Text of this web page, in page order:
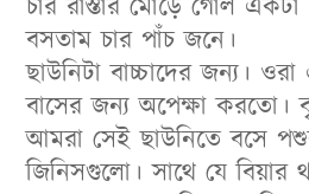
বসতাম চার পাঁচ জনে।
ছাউনিটা বাচ্চাদের জন্য।
বাসের জন্য অপেক্ষা করতো।
আমরা সেই ছাউনিতে বসে
জিনিসগুলো। সাথে যে বিয়ার